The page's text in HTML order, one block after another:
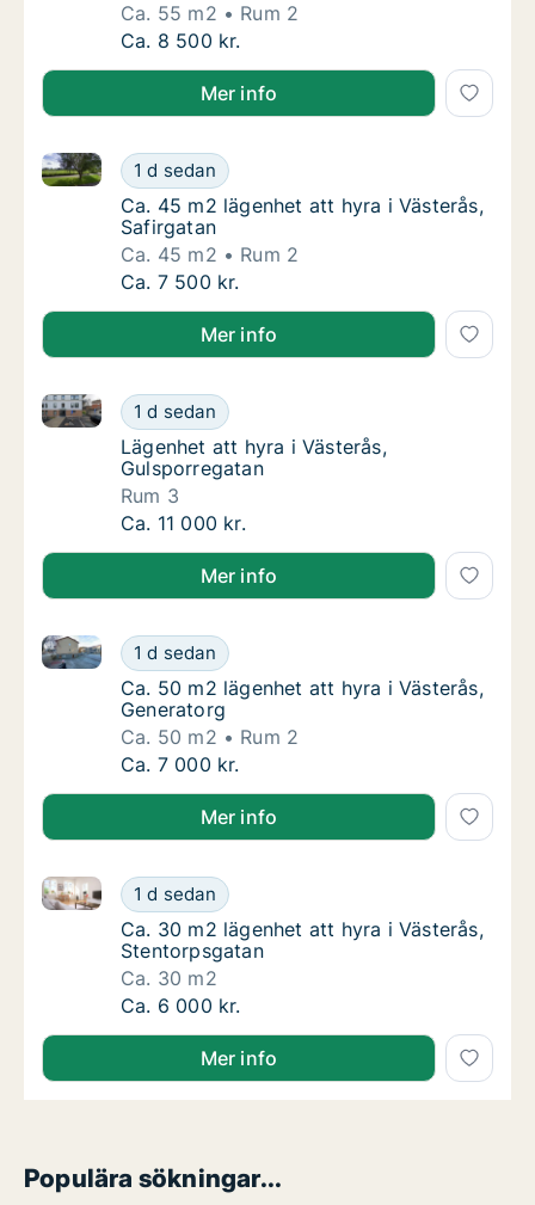
Ca. 55 m2
Rum 2
Ca. 55 m2 lägenhet att hyra i Västerås,
Ca. 8 500 kr.
Mer info
Ca. 45 m2 lägenhet att hyra i Västerås,
1 d sedan
Ca. 45 m2 lägenhet att hyra i Västerås, Safirgatan
Ca. 45 m2 lägenhet att hyra i Västerås,
Ca. 45 m2 lägenhet att hyra i Västerås,
Safirgatan
Ca. 45 m2
Rum 2
Ca. 45 m2 lägenhet att hyra i Västerås,
Ca. 7 500 kr.
Mer info
Lägenhet att hyra i Västerås, Gulsporregatan
1 d sedan
Lägenhet att hyra i Västerås, Gulsporregatan
Lägenhet att hyra i Västerås,
Lägenhet att hyra i Västerås,
Gulsporregatan
Rum 3
Lägenhet att hyra i Västerås, Gulsporregatan
Ca. 11 000 kr.
Mer info
Ca. 50 m2 lägenhet att hyra i Västerås,
1 d sedan
Ca. 50 m2 lägenhet att hyra i Västerås, Generatorg
Ca. 50 m2 lägenhet att hyra i Västerås,
Ca. 50 m2 lägenhet att hyra i Västerås,
Generatorg
Ca. 50 m2
Rum 2
Ca. 50 m2 lägenhet att hyra i Västerås,
Ca. 7 000 kr.
Mer info
Ca. 30 m2 lägenhet att hyra i Västerås,
1 d sedan
Ca. 30 m2 lägenhet att hyra i Västerås,
Ca. 30 m2 lägenhet att hyra i Västerås,
Ca. 30 m2 lägenhet att hyra i Västerås,
Stentorpsgatan
Ca. 30 m2
Ca. 30 m2 lägenhet att hyra i Västerås,
Ca. 6 000 kr.
Mer info
Populära sökningar...